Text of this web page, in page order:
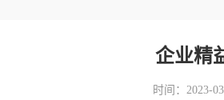
企业精
时间：2023-